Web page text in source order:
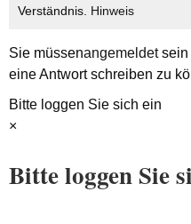
Verständnis. Hinweis
Sie müssenangemeldetsein
eine Antwort schreiben zu
Bitte loggen Sie sich ein
×
Bitte loggen Sie